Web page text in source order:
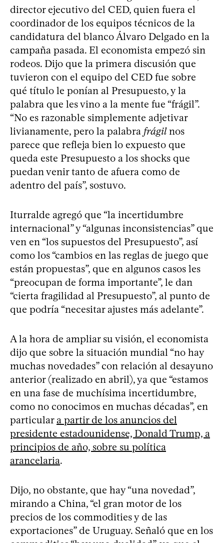
director ejecutivo del CED, quien fuera el
coordinador de los equipos técnicos de la
candidatura del blanco Álvaro Delgado en la
campaña pasada. El economista empezó sin
rodeos. Dijo que la primera discusión que
tuvieron con el equipo del CED fue sobre
qué título le ponían al Presupuesto, y la
palabra que les vino a la mente fue “frágil”.
“No es razonable simplemente adjetivar
livianamente, pero la palabra frágilnos
parece que refleja bien lo expuesto que
queda este Presupuesto a los shocks que
puedan venir tanto de afuera como de
adentro del país”, sostuvo.
Iturralde agregó que “la incertidumbre
internacional” y “algunas inconsistencias” que
ven en “los supuestos del Presupuesto”, así
como los “cambios en las reglas de juego que
están propuestas”, que en algunos casos les
“preocupan de forma importante”, le dan
“cierta fragilidad al Presupuesto”, al punto de
que podría “necesitar ajustes más adelante”.
A la hora de ampliar su visión, el economista
dijo que sobre la situación mundial “no hay
muchas novedades” con relación al desayuno
anterior (realizado en abril), ya que “estamos
en una fase de muchísima incertidumbre,
como no conocimos en muchas décadas”, en
particular a partir de los anuncios del
presidente estadounidense, Donald Trump, a
principios de año, sobre su política
arancelaria.
Dijo, no obstante, que hay “una novedad”,
mirando a China, “el gran motor de los
precios de los commodities y de las
exportaciones” de Uruguay. Señaló que en los